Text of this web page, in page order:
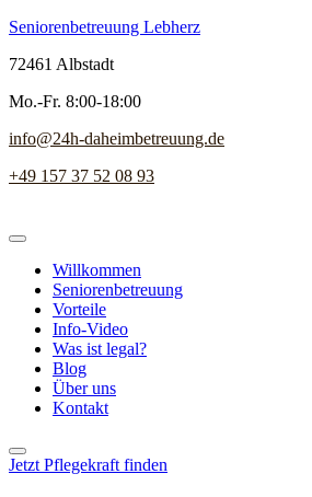
Seniorenbetreuung Lebherz
72461 Albstadt
Mo.-Fr. 8:00-18:00
info@24h-daheimbetreuung.de
+49 157 37 52 08 93
Willkommen
Seniorenbetreuung
Vorteile
Info-Video
Was ist legal?
Blog
Über uns
Kontakt
Jetzt Pflegekraft finden